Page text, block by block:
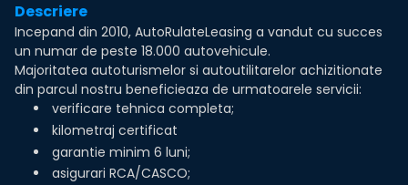
Descriere
Incepand din 2010, AutoRulateLeasing a vandut cu succes
un numar de peste 18.000 autovehicule.
Majoritatea autoturismelor si autoutilitarelor achizitionate
din parcul nostru beneficieaza de urmatoarele servicii:
verificare tehnica completa;
kilometraj certificat
garantie minim 6 luni;
asigurari RCA/CASCO;